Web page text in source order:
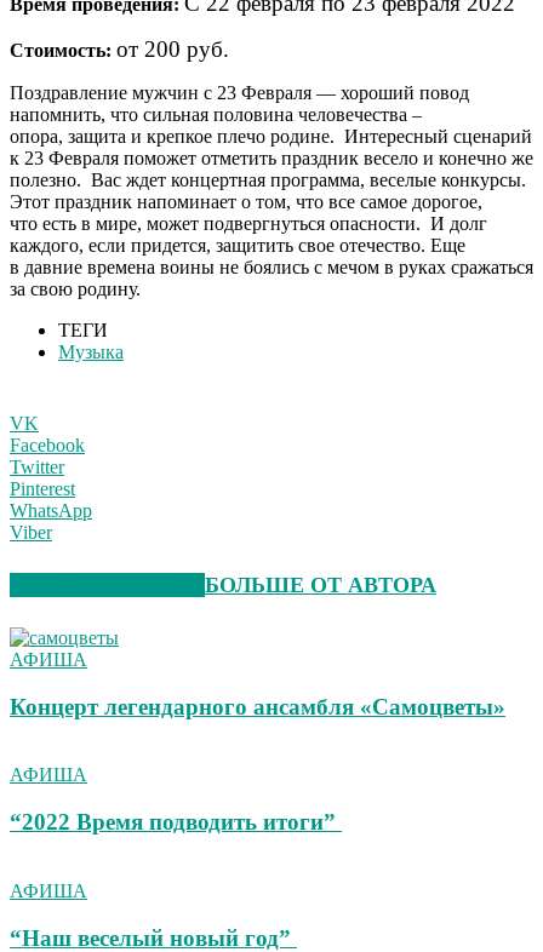
Время проведения:
Стоимость: от 200 руб.
Поздравление мужчин с 23 Февраля — хороший повод
напомнить, что сильная половина человечества –
опора, защита и крепкое плечо родине. Интересный сценарий
к 23 Февраля поможет отметить праздник весело и конечно же
полезно. Вас ждет концертная программа, веселые конкурсы.
Этот праздник напоминает о том, что все самое дорогое,
что есть в мире, может подвергнуться опасности. И долг
каждого, если придется, защитить свое отечество. Еще
в давние времена воины не боялись с мечом в руках сражаться
за свою родину.
ТЕГИ
Музыка
VK
Facebook
Twitter
Pinterest
WhatsApp
Viber
БОЛЬШЕ ОТ АВТОРА
АФИША
Концерт легендарного ансамбля «Самоцветы»
АФИША
“2022 Время подводить итоги”
АФИША
“Наш веселый новый год”